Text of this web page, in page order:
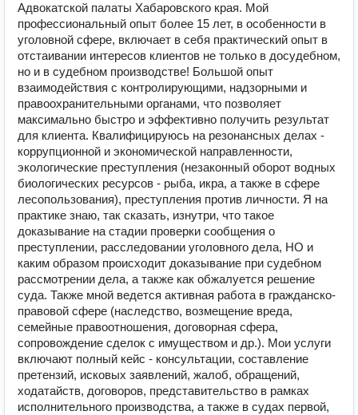
Адвокатской палаты Хабаровского края. Мой
профессиональный опыт более 15 лет, в особенности в
уголовной сфере, включает в себя практический опыт в
отстаивании интересов клиентов не только в досудебном,
но и в судебном производстве! Большой опыт
взаимодействия с контролирующими, надзорными и
правоохранительными органами, что позволяет
максимально быстро и эффективно получить результат
для клиента. Квалифицируюсь на резонансных делах -
коррупционной и экономической направленности,
экологические преступления (незаконный оборот водных
биологических ресурсов - рыба, икра, а также в сфере
лесопользования), преступления против личности. Я на
практике знаю, так сказать, изнутри, что такое
доказывание на стадии проверки сообщения о
преступлении, расследовании уголовного дела, НО и
каким образом происходит доказывание при судебном
рассмотрении дела, а также как обжалуется решение
суда. Также мной ведется активная работа в гражданско-
правовой сфере (наследство, возмещение вреда,
семейные правоотношения, договорная сфера,
сопровождение сделок с имуществом и др.). Мои услуги
включают полный кейс - консультации, составление
претензий, исковых заявлений, жалоб, обращений,
ходатайств, договоров, представительство в рамках
исполнительного производства, а также в судах первой,